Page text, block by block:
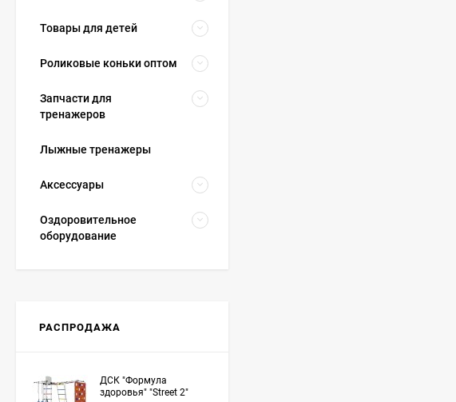
Товары для детей
Роликовые коньки оптом
Запчасти для
тренажеров
Лыжные тренажеры
Аксессуары
Оздоровительное
оборудование
РАСПРОДАЖА
ДСК "Формула
здоровья" "Street 2"